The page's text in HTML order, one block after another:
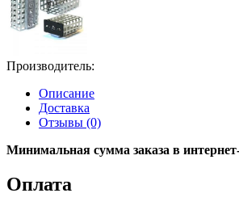
Производитель:
Описание
Доставка
Отзывы (0)
Минимальная сумма заказа в
Оплата